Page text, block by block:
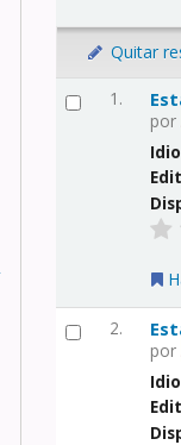
Quitar
1.
por
2.
por